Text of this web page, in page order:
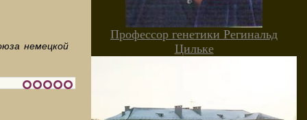
немецкой
Профессор генетики Регинальд
Цильке